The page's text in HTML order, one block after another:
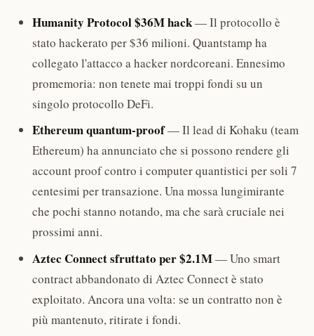
Humanity Protocol $36M hack— Il protocollo è
stato hackerato per $36 milioni. Quantstamp ha
collegato l'attacco a hacker nordcoreani. Ennesimo
promemoria: non tenete mai troppi fondi su un
singolo protocollo DeFi.
Ethereum quantum-proof— Il lead di Kohaku (team
Ethereum) ha annunciato che si possono rendere gli
account proof contro i computer quantistici per soli 7
centesimi per transazione. Una mossa lungimirante
che pochi stanno notando, ma che sarà cruciale nei
prossimi anni.
Aztec Connect sfruttato per $2.1M— Uno smart
contract abbandonato di Aztec Connect è stato
exploitato. Ancora una volta: se un contratto non è
più mantenuto, ritirate i fondi.